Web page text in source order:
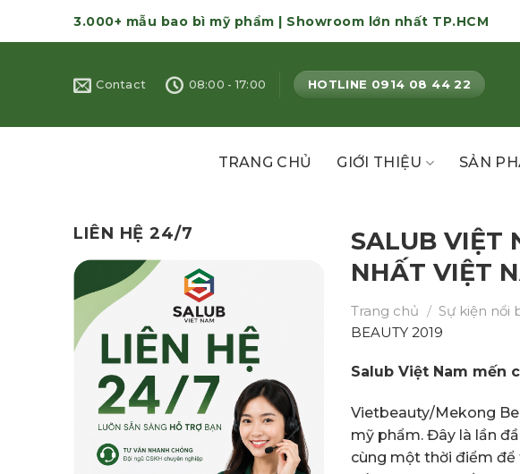
3.000+ mẫu bao bì mỹ phẩm | Showroom lớn nhất TP.HCM
Contact 08:00 - 17:00 HOTLINE 0914 08 44 22
TRANG CHỦ GIỚI THIỆU SẢN
LIÊN HỆ 24/7
SALUB VIỆT
NHẤT VIỆT
Trang chủ / Sự kiện nổi
BEAUTY 2019
Salub Việt Nam mến
Vietbeauty/Mekong
mỹ phẩm. Đây là lần
cùng một thời điểm để